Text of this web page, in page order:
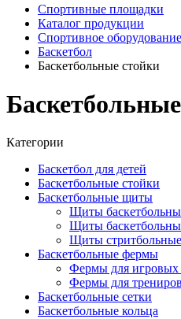
Спортивные площадки
Каталог продукции
Спортивное оборудование
Баскетбол
Баскетбольные стойки
Категории
Баскетбол для детей
Баскетбольные стойки
Баскетбольные щиты
Щиты
Щиты
Щиты стритбольные
Баскетбольные фермы
Фермы для
Фермы для
Баскетбольные сетки
Баскетбольные кольца